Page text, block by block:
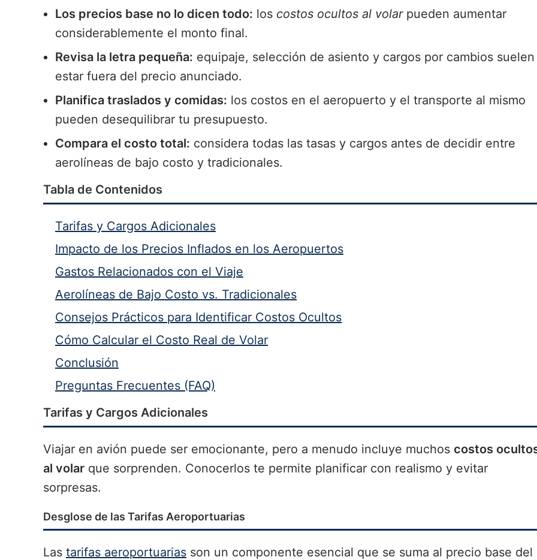
Los precios base no lo dicen todo: los costos ocultos al volarpueden aumentar
considerablemente el monto final.
Revisa la letra pequeña: equipaje, selección de asiento y cargos por cambios suelen
estar fuera del precio anunciado.
Planifica traslados y comidas: los costos en el aeropuerto y el transporte al mismo
pueden desequilibrar tu presupuesto.
Compara el costo total: considera todas las tasas y cargos antes de decidir entre
aerolíneas de bajo costo y tradicionales.
Tabla de Contenidos
Tarifas y Cargos Adicionales
Impacto de los Precios Inflados en los Aeropuertos
Gastos Relacionados con el Viaje
Aerolíneas de Bajo Costo vs. Tradicionales
Consejos Prácticos para Identificar Costos Ocultos
Cómo Calcular el Costo Real de Volar
Conclusión
Preguntas Frecuentes (FAQ)
Tarifas y Cargos Adicionales
Viajar en avión puede ser emocionante, pero a menudo incluye muchos costos
al volar que sorprenden. Conocerlos te permite planificar con realismo y evitar
sorpresas.
Desglose de las Tarifas Aeroportuarias
Las tarifas aeroportuarias son un componente esencial que se suma al precio base del